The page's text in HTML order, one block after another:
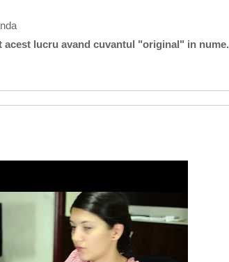
lucru avand cuvantul "original" in nume.